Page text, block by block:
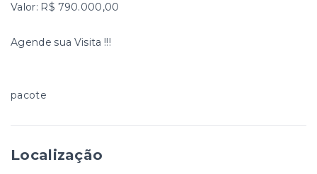
Valor: R$ 790.000,00
Agende sua Visita !!!
pacote
Localização